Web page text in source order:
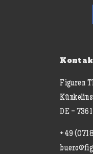
Figuren
DE -
+49